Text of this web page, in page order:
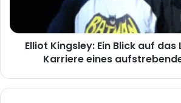
die
KarriereElliot Kingsley: Ein Blick auf das
Karriere eines